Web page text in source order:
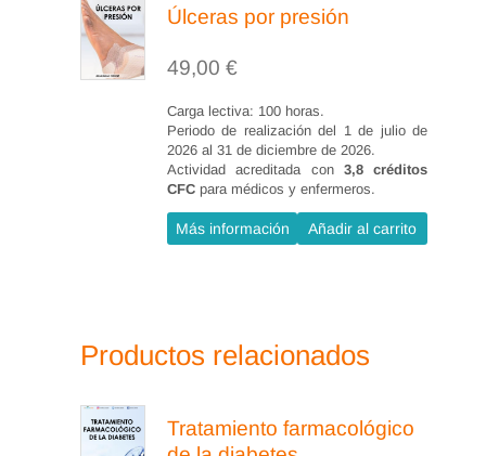
3.4 Terapia de presión negativa.
3.5 Drenajes Quirúrgicos.
3.6 Retirada de puntos o grapas.
4. Tratamiento y cuidado de las
heridas quirúrgicas en
procedimientos específicos del
aparato digestivo (10 horas)
4.1.3 Cuidados específicos de la
4.1.4 Complicaciones.
Úlceras por presión
49,00 €
Carga lectiva: 100 horas.
Periodo de realización del 1 de julio de
2026 al 31 de diciembre de 2026.
Actividad acreditada con 3,8 créditos
CFC para médicos y enfermeros.
Más información Añadir al carrito
Productos relacionados
Tratamiento farmacológico